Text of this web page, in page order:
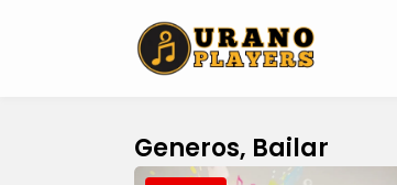
Generos, Bailar